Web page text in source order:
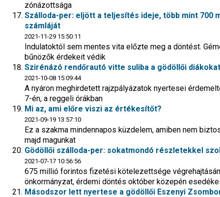
zónázottsága
Szálloda-per: eljött a teljesítés ideje, több mint 700
számláját
2021-11-29 15:50:11
Indulatoktól sem mentes vita előzte meg a döntést.
bűnözők érdekeit védik
Szirénázó rendőrautó vitte suliba a gödöllői diákokat
2021-10-08 15:09:44
A nyáron meghirdetett rajzpályázatok nyertesei
7-én, a reggeli órákban
Mi az, ami előre viszi az értékesítőt?
2021-09-19 13:57:10
Ez a szakma mindennapos küzdelem, amiben nem
majd magunkat
Gödöllői szálloda-per: sokatmondó részletekkel
2021-07-17 10:56:56
675 millió forintos fizetési kötelezettsége
önkormányzat, érdemi döntés október közepén
Másodszor lett nyertese a gödöllői Eszenyi